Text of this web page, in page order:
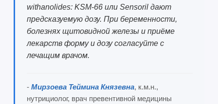
withanolides: KSM-66 или Sensoril дают
предсказуемую дозу. При беременности,
болезнях щитовидной железы и приёме
лекарств форму и дозу согласуйте с
лечащим врачом.
- Мирзоева Теймина Князевна, к.м.н.,
нутрициолог, врач превентивной медицины